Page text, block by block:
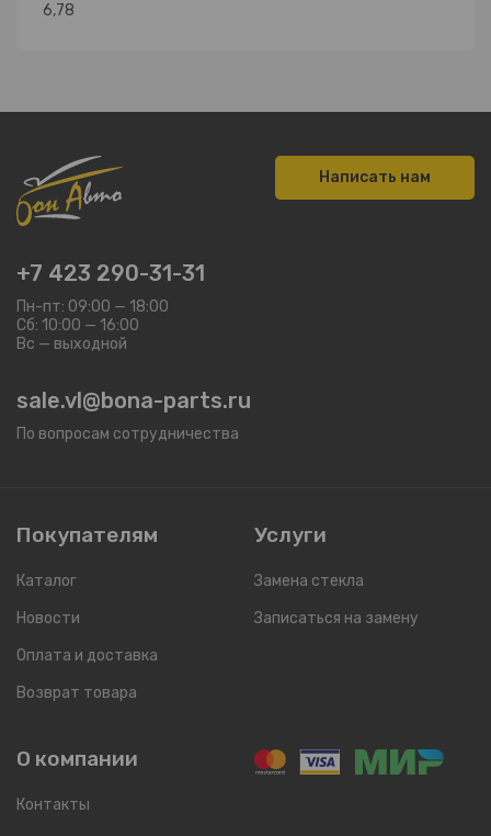
6,78
+7 423 290-31-31
Пн-пт: 09:00 — 18:00
Сб: 10:00 — 16:00
Вс — выходной
sale.vl@bona-parts.ru
По вопросам сотрудничества
Написать нам
Покупателям
Каталог
Новости
Оплата и доставка
Возврат товара
Услуги
Замена стекла
Записаться на замену
О компании
Контакты